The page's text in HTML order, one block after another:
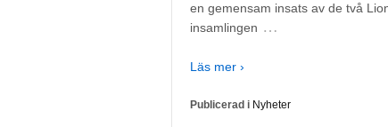
en gemensam insats av de två
insamlingen …
Läs mer ›
Publicerad i Nyheter